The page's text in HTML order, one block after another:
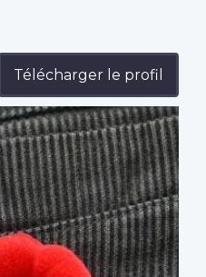
Télécharger le profil